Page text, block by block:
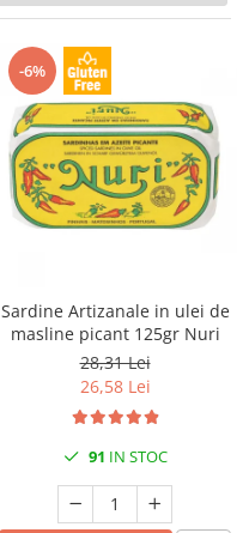
-6%
Sardine Artizanale in ulei de
masline picant 125gr Nuri
28,31 Lei
26,58 Lei
91 IN STOC